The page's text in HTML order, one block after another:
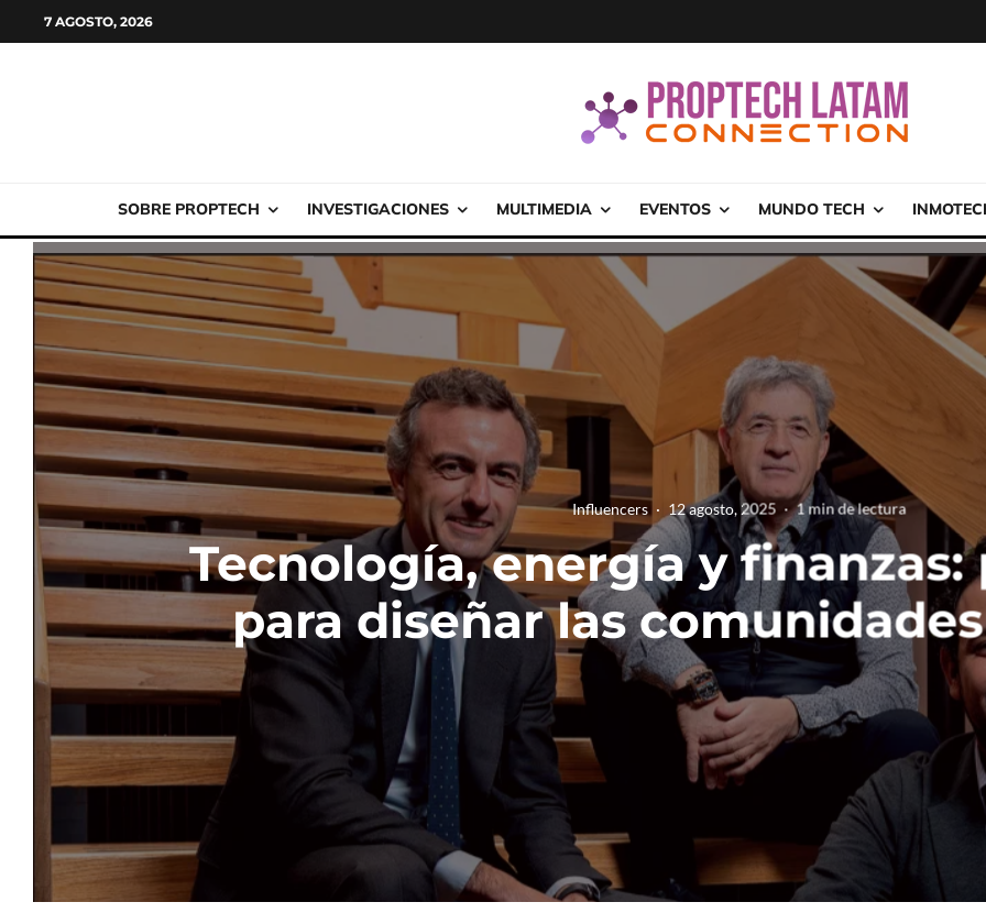
7 AGOSTO, 2026
SOBRE PROPTECH INVESTIGACIONES MULTIMEDIA EVENTOS MUNDO TECH
Influencers · 12 agosto, 2025 · 1 min de lectura
Tecnología, energía y finanzas:
para diseñar las